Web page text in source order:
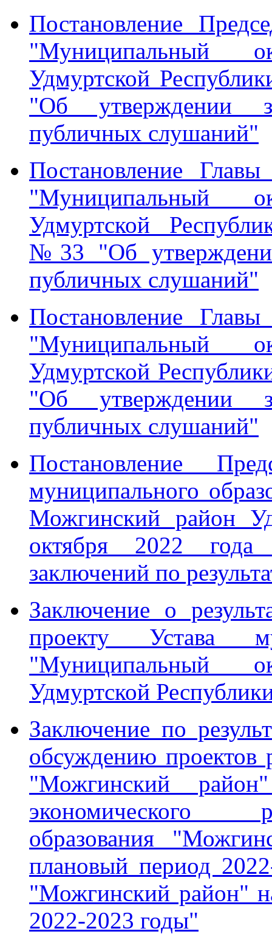
Постановление
"Муниципальный
Удмуртской
"Об утверждении
публичных слушаний"
Постановление
"Муниципальный
Удмуртской
№33 "Об
публичных слушаний"
Постановление
"Муниципальный
Удмуртской
"Об утверждении
публичных слушаний"
Постановление
муниципального
Можгинский район
октября 2022
заключений по
Заключение о
проекту Устава
"Муниципальный
Удмуртской
Заключение по
обсуждению
"Можгинский
экономического
образования
плановый период
"Можгинский район"
2022-2023 годы"